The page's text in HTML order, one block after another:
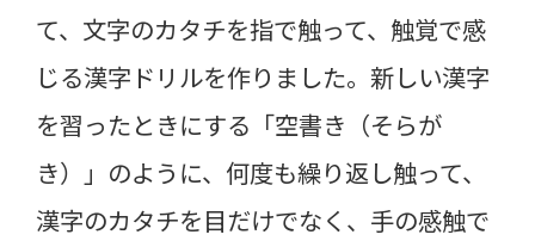
て、文字のカタチを指で触って、触覚で感
じる漢字ドリルを作りました。新しい漢字
を習ったときにする「空書き（そらが
き）」のように、何度も繰り返し触って、
漢字のカタチを目だけでなく、手の感触で